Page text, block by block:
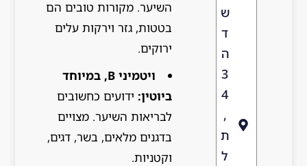
ש
ד
ה
3
4
,
ת
ל
השיער. מקורות טובים הם
בטטות, גזר וירקות עלים
ירוקים.
ויטמיני B, במיוחד
ביוטין: ידועים כחשובים
לבריאות השיער. מצויים
בדגנים מלאים, בשר, דגים,
וקטניות.